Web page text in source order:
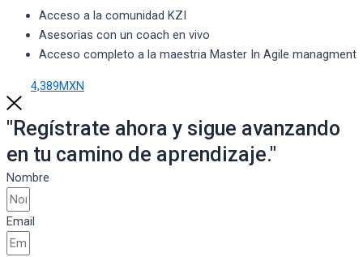
Acceso a la comunidad KZI
Asesorias con un coach en vivo
Acceso completo a la maestria Master In Agile managment
4,389MXN
"Regístrate ahora y sigue avanzando
en tu camino de aprendizaje."
Nombre
Email